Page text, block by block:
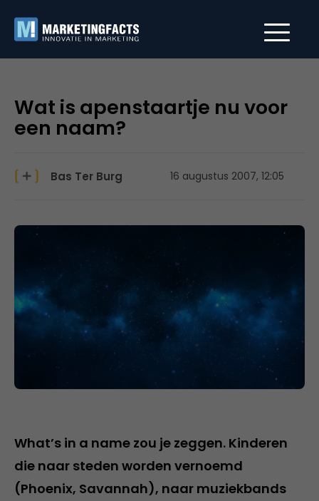
Wat is apenstaartje nu voor
een naam?
Bas Ter Burg 16 augustus 2007, 12:05
What’s in a name zou je zeggen. Kinderen
die naar steden worden vernoemd
(Phoenix, Savannah), naar muziekbands